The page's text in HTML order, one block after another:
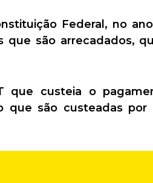
Federal, no
que são arrecadados,
que custeia o
que são custeadas